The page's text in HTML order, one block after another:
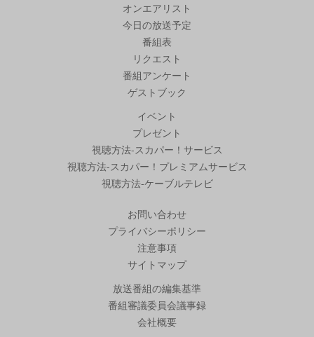
オンエアリスト
今日の放送予定
番組表
リクエスト
番組アンケート
ゲストブック
イベント
プレゼント
視聴方法-スカパー！サービス
視聴方法-スカパー！プレミアムサービス
視聴方法-ケーブルテレビ
お問い合わせ
プライバシーポリシー
注意事項
サイトマップ
放送番組の編集基準
番組審議委員会議事録
会社概要